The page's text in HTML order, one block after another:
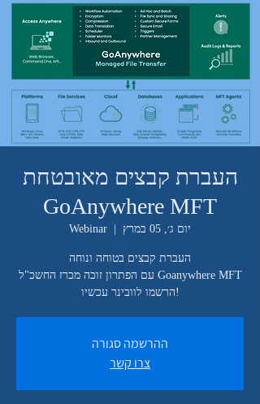
העברת קבצים מאובטחת
GoAnywhere MFT
יום ג׳, 05 במרץ Webinar
!הרשמו לוובינר עכשיו
ההרשמה סגורה
צרו קשר